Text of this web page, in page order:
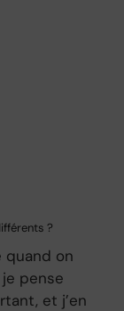
?
quand on
pense
et j’en